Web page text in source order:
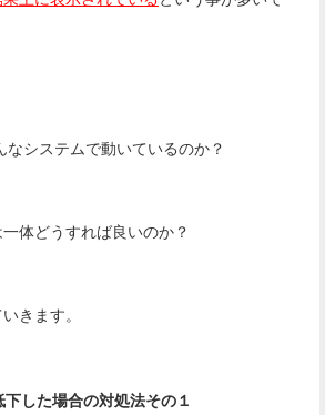
なシステムで動いているのか？
体どうすれば良いのか？
きます。
した場合の対処法その１